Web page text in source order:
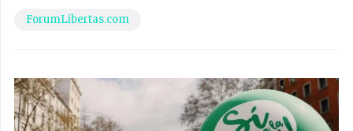
ForumLibertas.com